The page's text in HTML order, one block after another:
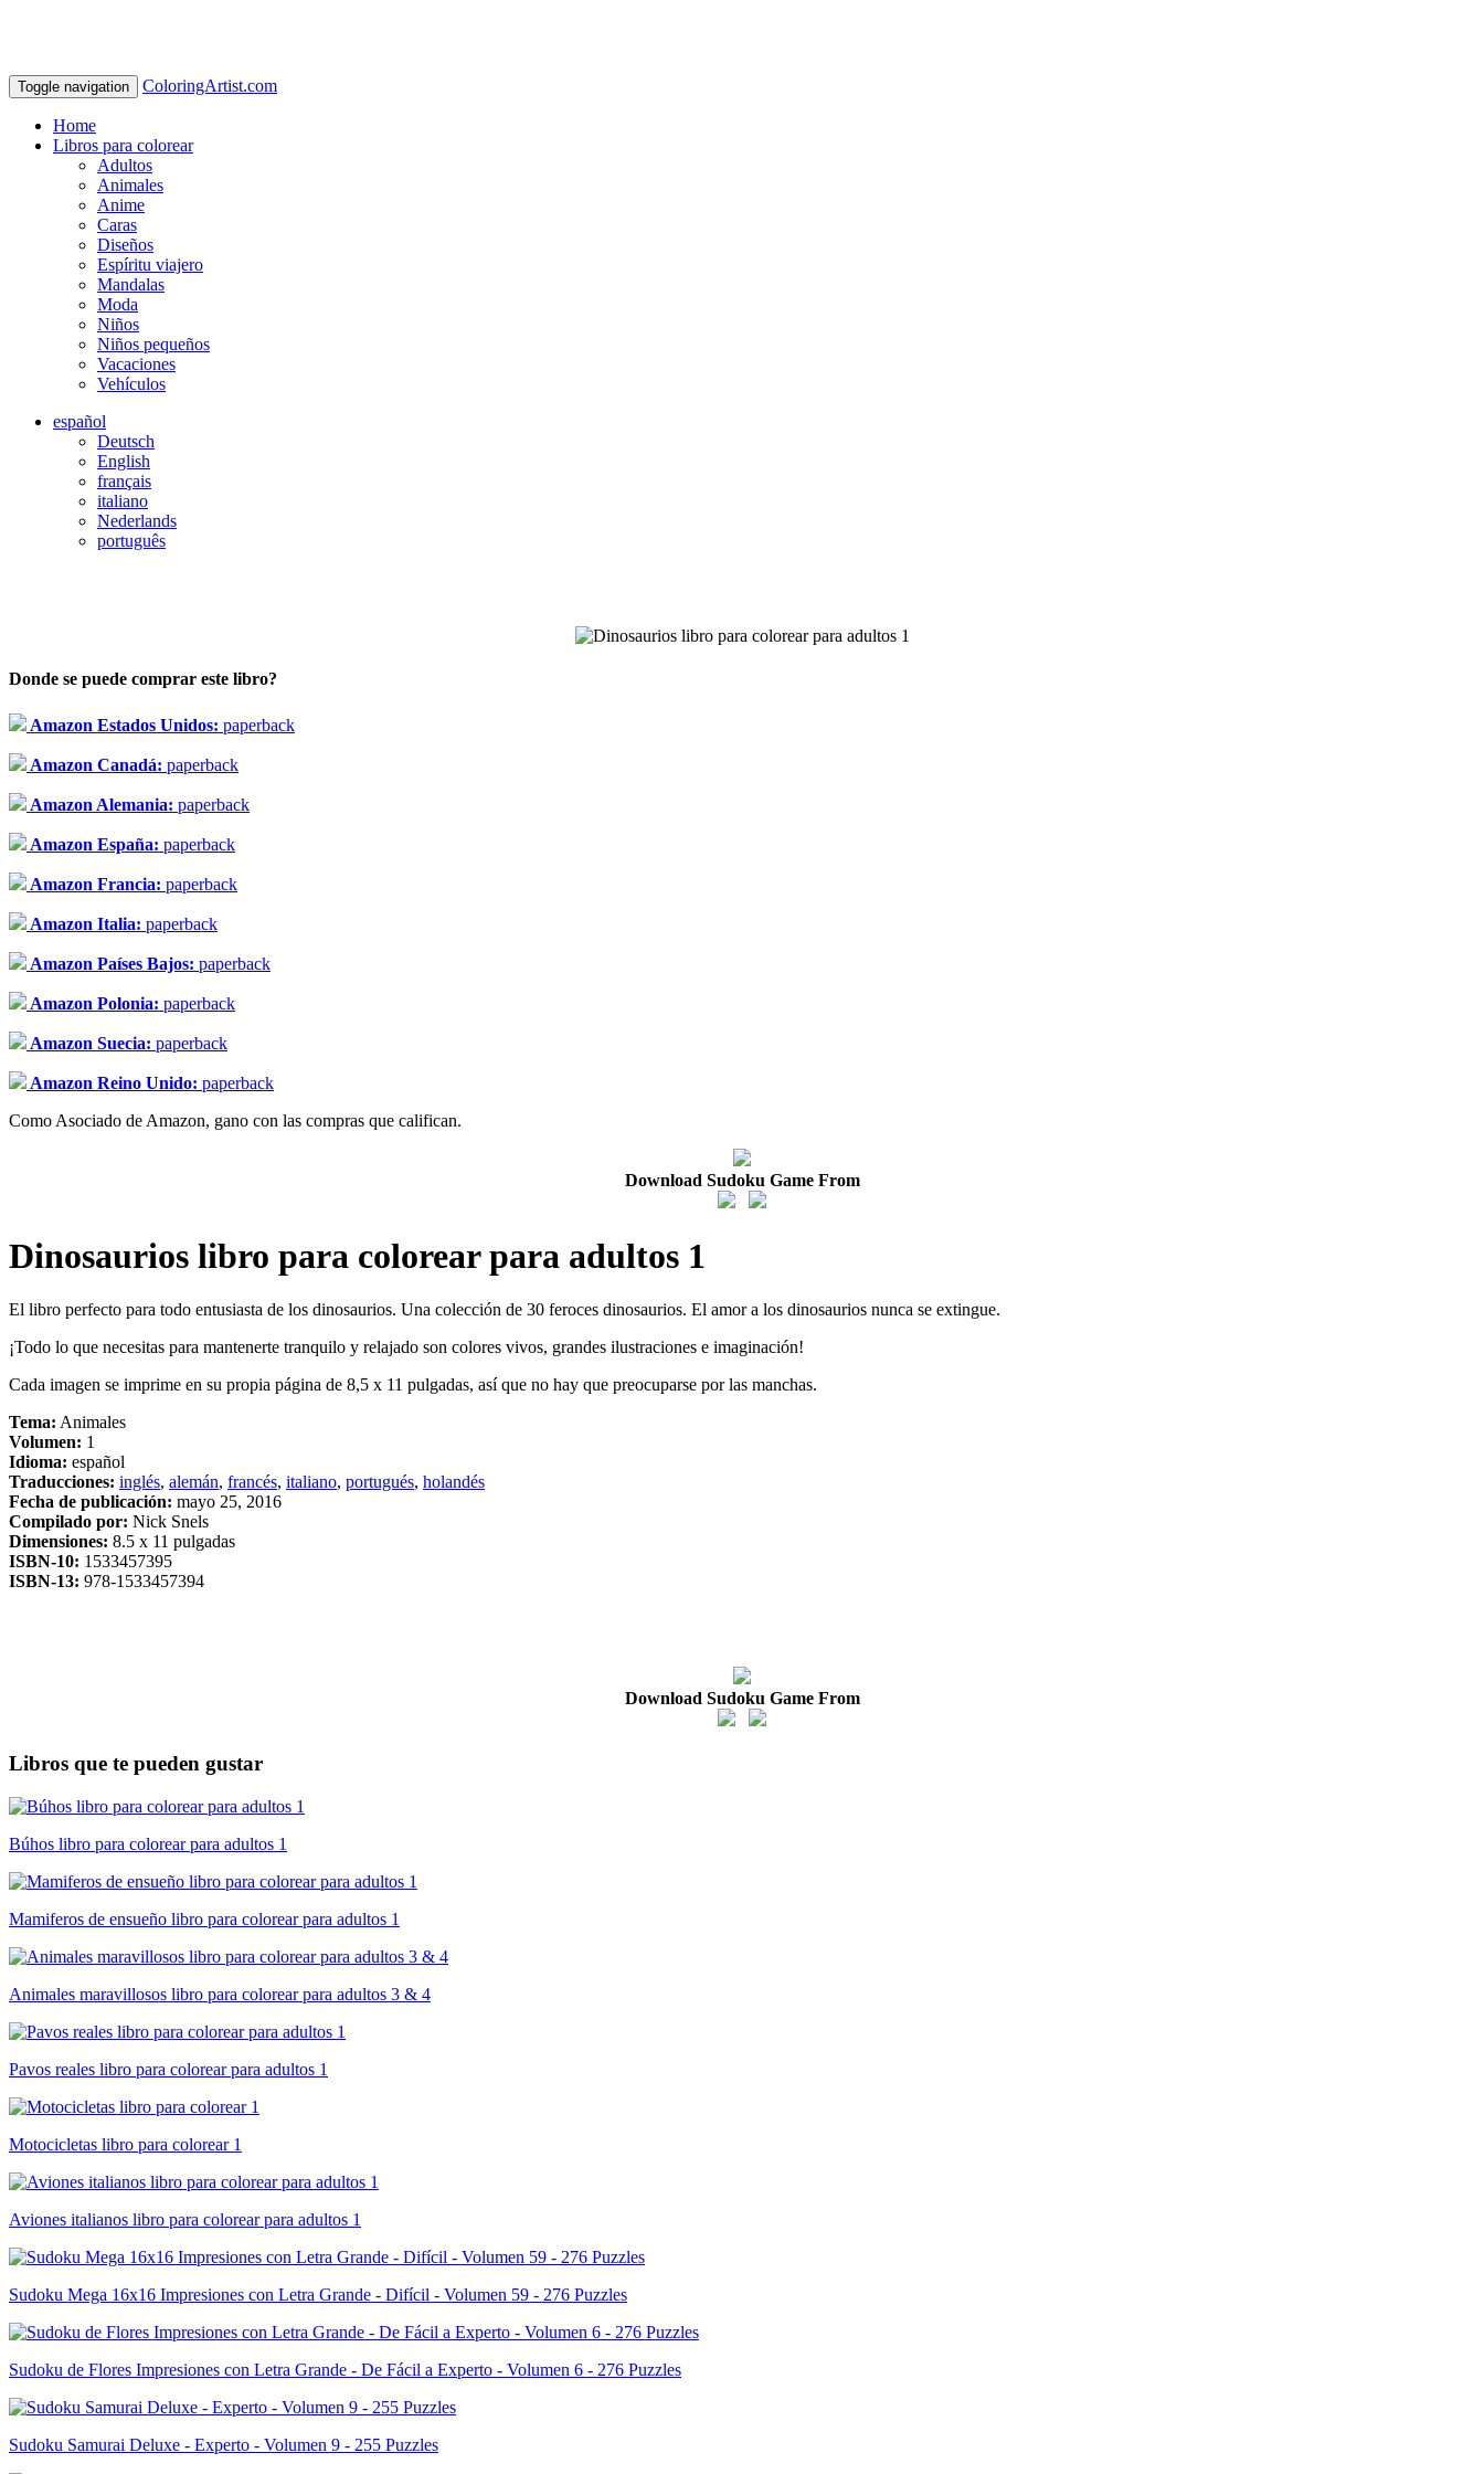
Toggle navigation ColoringArtist.com
Home
Libros para colorear
Adultos
Animales
Anime
Caras
Diseños
Espíritu viajero
Mandalas
Moda
Niños
Niños pequeños
Vacaciones
Vehículos
español
Deutsch
English
français
italiano
Nederlands
português
Donde se puede comprar este libro?
Amazon Estados Unidos: paperback
Amazon Canadá: paperback
Amazon Alemania: paperback
Amazon España: paperback
Amazon Francia: paperback
Amazon Italia: paperback
Amazon Países Bajos: paperback
Amazon Polonia: paperback
Amazon Suecia: paperback
Amazon Reino Unido: paperback
Como Asociado de Amazon, gano con las compras que califican.
Download Sudoku Game From
Dinosaurios libro para colorear para adultos 1
El libro perfecto para todo entusiasta de los dinosaurios. Una colección de 30 feroces dinosaurios. El amor a los dinosaurios nunca se extingue.
¡Todo lo que necesitas para mantenerte tranquilo y relajado son colores vivos, grandes ilustraciones e imaginación!
Cada imagen se imprime en su propia página de 8,5 x 11 pulgadas, así que no hay que preocuparse por las manchas.
Tema: Animales
Volumen: 1
Idioma: español
Traducciones: inglés, alemán, francés, italiano, portugués, holandés
Fecha de publicación: mayo 25, 2016
Compilado por: Nick Snels
Dimensiones: 8.5 x 11 pulgadas
ISBN-10: 1533457395
ISBN-13: 978-1533457394
Download Sudoku Game From
Libros que te pueden gustar
Búhos libro para colorear para adultos 1
Mamiferos de ensueño libro para colorear para adultos 1
Animales maravillosos libro para colorear para adultos 3 & 4
Pavos reales libro para colorear para adultos 1
Motocicletas libro para colorear 1
Aviones italianos libro para colorear para adultos 1
Sudoku Mega 16x16 Impresiones con Letra Grande - Difícil - Volumen 59 - 276 Puzzles
Sudoku de Flores Impresiones con Letra Grande - De Fácil a Experto - Volumen 6 - 276 Puzzles
Sudoku Samurai Deluxe - Experto - Volumen 9 - 255 Puzzles